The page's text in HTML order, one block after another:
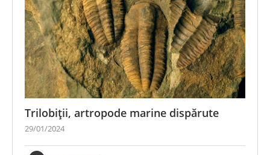
Trilobiții, artropode marine dispărute
29/01/2024